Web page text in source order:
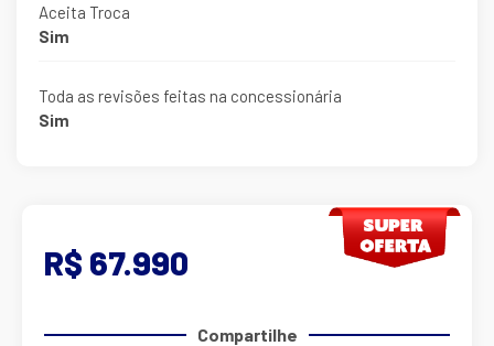
Aceita Troca
Sim
Toda as revisões feitas na concessionária
Sim
R$ 67.990
Compartilhe